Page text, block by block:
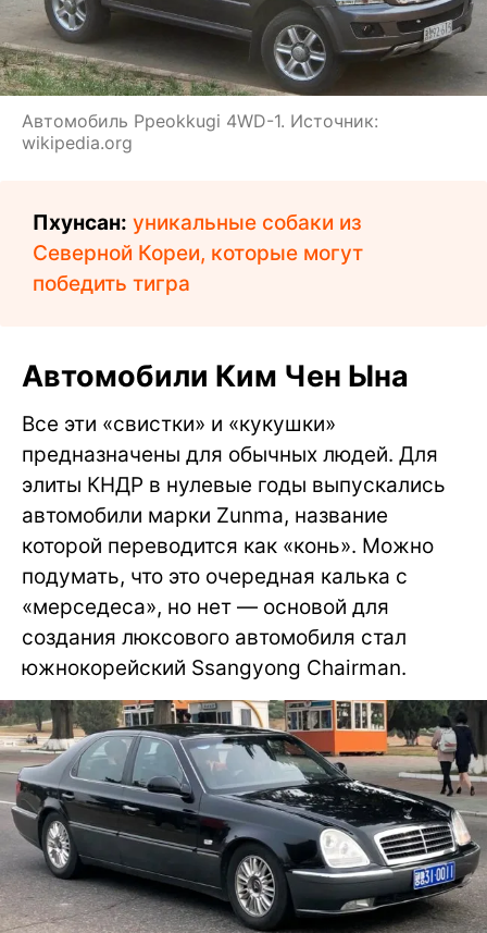
Автомобиль Ppeokkugi 4WD-1. Источник:
wikipedia.org
Пхунсан: уникальные собаки из
Северной Кореи, которые могут
победить тигра
Автомобили Ким Чен Ына
Все эти «свистки» и «кукушки»
предназначены для обычных людей. Для
элиты КНДР в нулевые годы выпускались
автомобили марки Zunma, название
которой переводится как «конь». Можно
подумать, что это очередная калька с
«мерседеса», но нет — основой для
создания люксового автомобиля стал
южнокорейский Ssangyong Chairman.